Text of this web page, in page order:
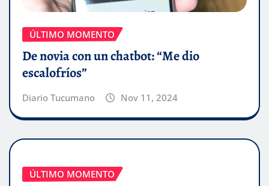
ÚLTIMO MOMENTO
De novia con un chatbot: “Me dio
escalofríos”
Diario Tucumano Nov 11, 2024
ÚLTIMO MOMENTO